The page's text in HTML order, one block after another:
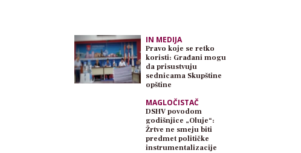
IN MEDIJA
Pravo koje se retko
koristi: Građani mogu
da prisustvuju
sednicama Skupštine
opštine
MAGLOČISTAČ
DSHV povodom
godišnjice „Oluje“:
Žrtve ne smeju biti
predmet političke
instrumentalizacije